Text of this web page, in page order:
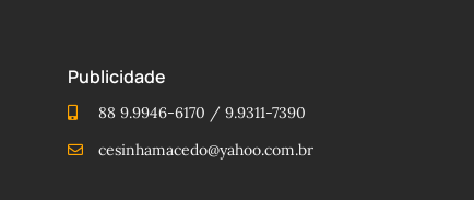
Publicidade
88 9.9946-6170 / 9.9311-7390
cesinhamacedo@yahoo.com.br